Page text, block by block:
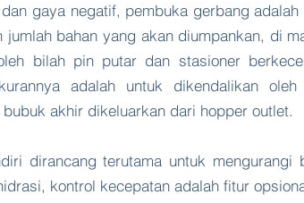
gaya negatif, pembuka gerbang adalah
jumlah bahan yang akan diumpankan, di
bilah pin putar dan stasioner
adalah untuk dikendalikan oleh
akhir dikeluarkan dari hopper outlet.
dirancang terutama untuk mengurangi
kontrol kecepatan adalah fitur